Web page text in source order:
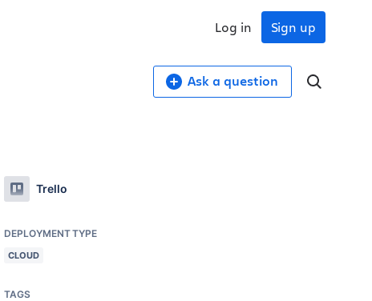
Sign up
Log in
Ask a question
Trello
DEPLOYMENT TYPE
CLOUD
TAGS